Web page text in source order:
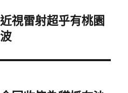
視雷射超乎有桃園